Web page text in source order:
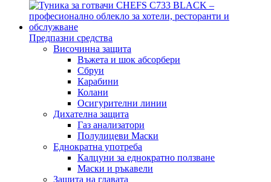
Предпазни средства
Височинна защита
Въжета и шок абсорбери
Сбруи
Карабини
Колани
Осигурителни линии
Дихателна защита
Газ анализатори
Полулицеви Маски
Еднократна употреба
Калцуни за еднократно ползване
Маски и ръкавели
Защита на главата